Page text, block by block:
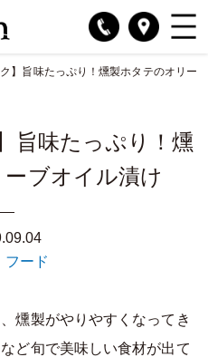
ク】旨味たっぷり！燻製ホタテのオリー
旨味たっぷり！燻
ブオイル漬け
フード
燻製がやりやすくなってき
ど旬で美味しい食材が出て